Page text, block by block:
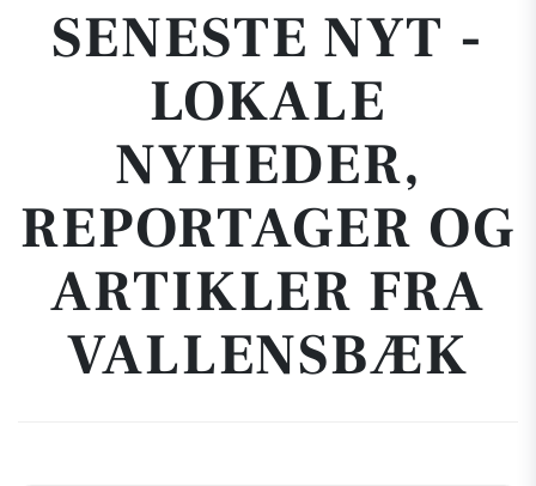
SENESTE NYT -
LOKALE
NYHEDER,
REPORTAGER OG
ARTIKLER FRA
VALLENSBÆK